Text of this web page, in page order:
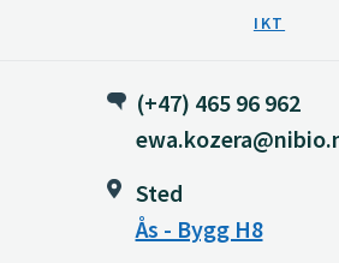
IKT
(+47) 465 96 962
Sted
Ås - Bygg H8